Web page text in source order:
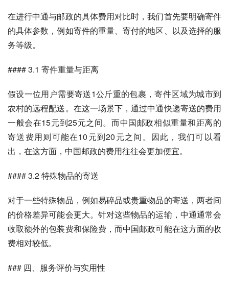
在进行中通与邮政的具体费用对比时，我们首先要明确寄件
的具体参数，例如寄件的重量、寄付的地区、以及选择的服
务等级。
#### 3.1 寄件重量与距离
假设一位用户需要寄送1公斤重的包裹，寄件区域为城市到
农村的远程配送。在这一场景下，通过中通快递寄送的费用
一般会在15元到25元之间。而中国邮政相似重量和距离的
寄送费用则可能在10元到20元之间。因此，我们可以看
出，在这方面，中国邮政的费用往往会更加便宜。
#### 3.2 特殊物品的寄送
对于一些特殊物品，例如易碎品或贵重物品的寄送，两者间
的价格差异可能会更大。针对这些物品的运输，中通通常会
收取额外的包装费和保险费，而中国邮政可能在这方面的收
费相对较低。
### 四、服务评价与实用性